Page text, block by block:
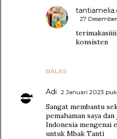
BALAS
27
konsisten
Adi 2 Januari 2023
Sangat membantu
pemahaman saya
Indonesia mengenai
untuk Mbak Tanti